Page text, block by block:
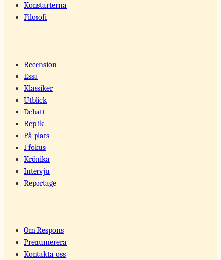
Konstarterna
Filosofi
Recension
Essä
Klassiker
Utblick
Debatt
Replik
På plats
I fokus
Krönika
Intervju
Reportage
Om Respons
Prenumerera
Kontakta oss